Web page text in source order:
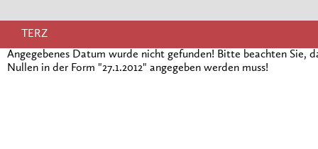
TERZ
Angegebenes Datum wurde nicht gefunden! Bitte beachten Sie,
Nullen in der Form "27.1.2012" angegeben werden muss!